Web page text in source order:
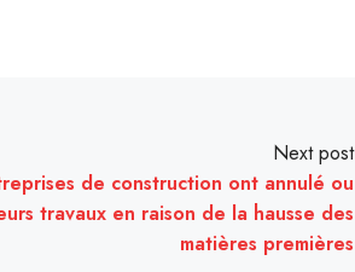
Next post
de construction ont annulé ou
travaux en raison de la hausse des
matières premières